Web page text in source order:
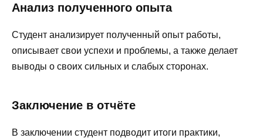
Анализ полученного опыта
Студент анализирует полученный опыт работы,
описывает свои успехи и проблемы, а также делает
выводы о своих сильных и слабых сторонах.
Заключение в отчёте
В заключении студент подводит итоги практики,